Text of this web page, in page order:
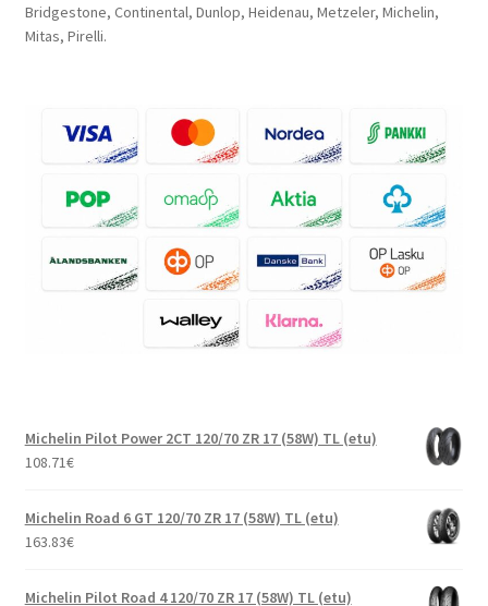
Bridgestone, Continental, Dunlop, Heidenau, Metzeler, Michelin,
Mitas, Pirelli.
Michelin Pilot Power 2CT 120/70 ZR 17 (58W) TL (etu)
108.71€
Michelin Road 6 GT 120/70 ZR 17 (58W) TL (etu)
163.83€
Michelin Pilot Road 4 120/70 ZR 17 (58W) TL (etu)